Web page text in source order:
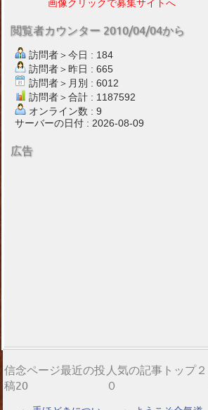
画像クリックで募集サイトへ
閲覧者カウンター 2010/04/04から
訪問者＞今日 : 184
訪問者＞昨日 : 665
訪問者＞月別 : 6012
訪問者＞合計 : 1187592
オンライン数 : 9
サーバーの日付 : 2026-08-09
広告
信念ページ最近の投
稿20
人気の記事トップ２
０